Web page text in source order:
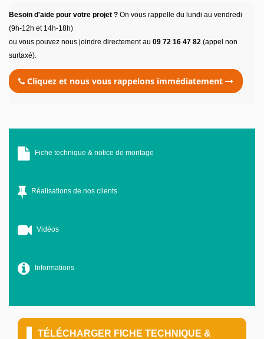
Besoin d'aide pour votre projet ? On vous rappelle du lundi au vendredi
(9h-12h et 14h-18h)
ou vous pouvez nous joindre directement au 09 72 16 47 82 (appel non
surtaxé).
Cliquez et nous vous rappelons immédiatement
Fiche technique & notice de montage
Réalisations de nos clients
Vidéos
Informations
TÉLÉCHARGER FICHE TECHNIQUE &